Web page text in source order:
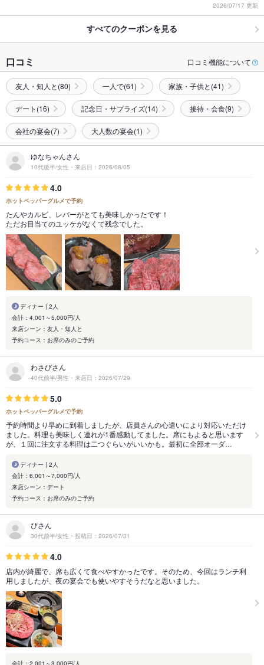
2026/07/17 更新
すべてのクーポンを見る
口コミ 口コミ機能について
友人・知人と(80) 一人で(61) 家族・子供と(41)
デート(16) 記念日・サプライズ(14) 接待・会食(9)
会社の宴会(7) 大人数の宴会(1)
ゆなちゃんさん
10代後半/女性・来店日：2026/08/05
4.0
ホットペッパーグルメで予約
たんやカルビ、レバーがとても美味しかったです！
ただお目当てのユッケがなくて残念でした。
ディナー | 2人
会計：4,001～5,000円/人
来店シーン：友人・知人と
予約コース：お席のみのご予約
わさびさん
40代前半/男性・来店日：2026/07/29
5.0
ホットペッパーグルメで予約
予約時間より早めに到着しましたが、店員さんの心遣いにより対応いただけ
ました。料理も美味しく連れが1番感動してました。席にもよると思います
が、１回に注文する料理は二つぐらいがいいかも。最初に全部オーダ…
ディナー | 2人
会計：6,001～7,000円/人
来店シーン：デート
予約コース：お席のみのご予約
ぴさん
30代前半/女性・投稿日：2026/07/31
4.0
店内が綺麗で、席も広くて食べやすかったです。そのため、今回はランチ利
用しましたが、夜の宴会でも使いやすそうだなと思いました。
会計：2,001～3,000円/人